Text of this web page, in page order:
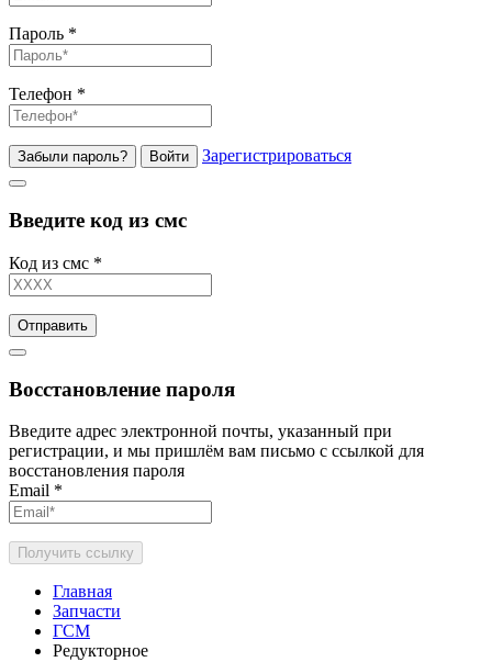
Пароль *
Телефон *
Забыли пароль? Войти Зарегистрироваться
Введите код из смс
Код из смс *
Отправить
Восстановление пароля
Введите адрес электронной почты, указанный при
регистрации, и мы пришлём вам письмо с ссылкой для
восстановления пароля
Email *
Получить ссылку
Главная
Запчасти
ГСМ
Редукторное